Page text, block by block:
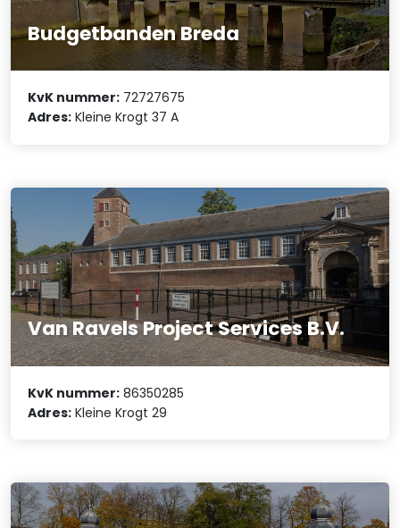
Budgetbanden Breda
KvK nummer: 72727675
Adres: Kleine Krogt 37 A
Van Ravels Project Services B.V.
KvK nummer: 86350285
Adres: Kleine Krogt 29